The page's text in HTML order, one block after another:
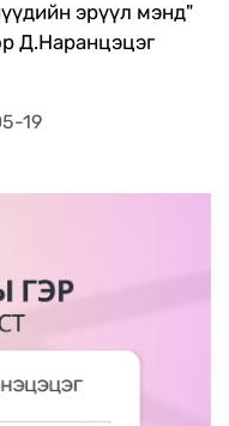
эрүүл мэнд"
Д.Наранцэцэг
19